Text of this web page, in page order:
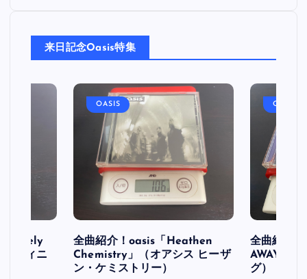
来日記念Oasis特集
フィニ
OASIS
全曲紹介！oasis「Heathen
Chemistry」（オアシス ヒーザ
ン・ケミストリー）
OASIS
全曲紹介
AWAY」
グ）